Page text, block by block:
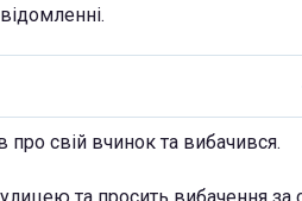
свій вчинок та вибачився.